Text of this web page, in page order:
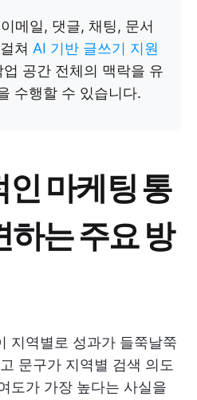
메일, 댓글, 채팅, 문서
쳐 AI 기반 글쓰기 지원
공간 전체의 맥락을 유
수행할 수 있습니다.
마케팅 통
하는 주요 방
지역별로 성과가 들쭉날쭉
문구가 지역별 검색 의도
도가 가장 높다는 사실을